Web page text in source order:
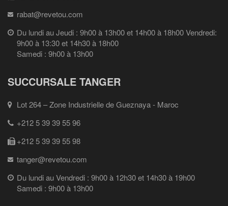
rabat@revetou.com
Du lundi au Jeudi : 9h00 à 13h00 et 14h00 à 18h00 Vendredi:
9h00 à 13:30 et 14h30 à 18h00
Samedi : 9h00 à 13h00
SUCCURSALE TANGER
Lot 264 – Zone Industrielle de Gueznaya - Maroc
+212 5 39 39 55 96
+212 5 39 39 55 98
tanger@revetou.com
Du lundi au Vendredi : 9h00 à 12h30 et 14h30 à 19h00
Samedi : 9h00 à 13h00